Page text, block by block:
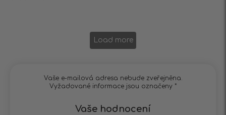
Load more
Vaše e-mailová adresa nebude zveřejněna.
Vyžadované informace jsou označeny *
Vaše hodnocení